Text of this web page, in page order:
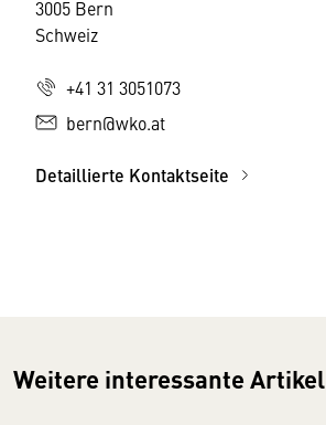
3005 Bern
Schweiz
+41 31 3051073
bern@wko.at
Detaillierte Kontaktseite
Weitere interessante Artikel